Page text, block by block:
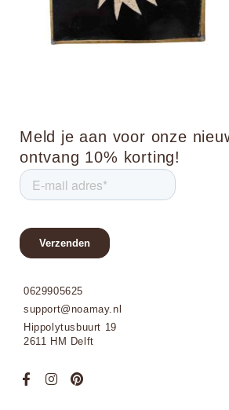
Meld je aan voor onze
ontvang 10% korting!
0629905625
support@noamay.nl
Hippolytusbuurt 19
2611 HM Delft